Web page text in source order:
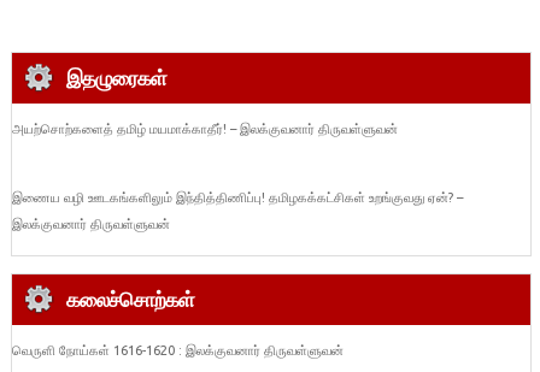
இதழுரைகள்
அயற்சொற்களைத் தமிழ் மயமாக்காதீர்! – இலக்குவனார் திருவள்ளுவன்
இணைய வழி ஊடகங்களிலும் இந்தித்திணிப்பு! தமிழகக்கட்சிகள் உறங்குவது ஏன்? –
இலக்குவனார் திருவள்ளுவன்
கலைச்சொற்கள்
வெருளி நோய்கள் 1616-1620 : இலக்குவனார் திருவள்ளுவன்